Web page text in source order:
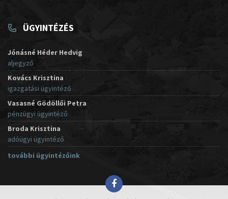
ÜGYINTÉZÉS
Jónásné Héder Hedvig
aljegyző
Kovács Krisztina
igazgatási ügyintéző
Vasasné Gödöllői Petra
pénzügyi ügyintéző
Broda Krisztina
adóügyi ügyintéző
további ügyintézőink